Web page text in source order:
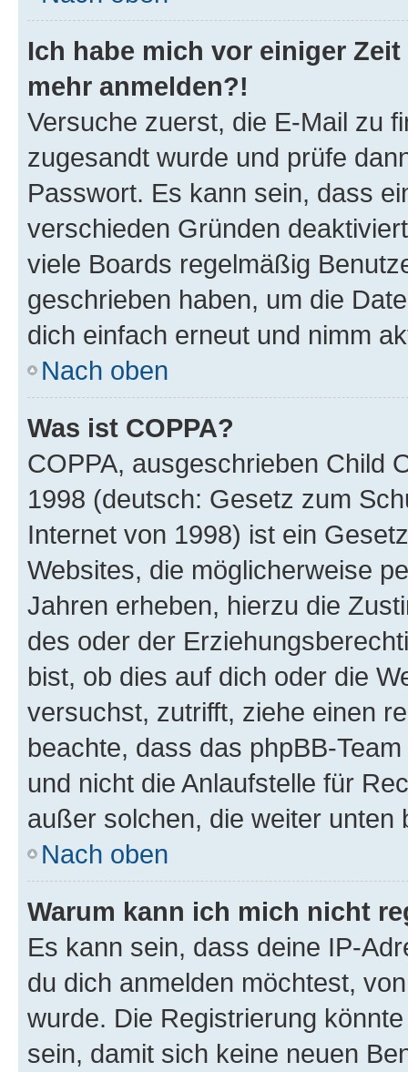
Ich habe mich vor einiger
mehr anmelden?!
Versuche zuerst, die E-Mail zu
zugesandt wurde und prüfe
Passwort. Es kann sein, dass
verschieden Gründen
viele Boards regelmäßig
geschrieben haben, um die
dich einfach erneut und nimm
Nach oben
Was ist COPPA?
COPPA, ausgeschrieben Child
1998 (deutsch: Gesetz zum
Internet von 1998) ist ein
Websites, die möglicherweise
Jahren erheben, hierzu die
des oder der
bist, ob dies auf dich oder die
versuchst, zutrifft, ziehe einen
beachte, dass das phpBB-
und nicht die Anlaufstelle für
außer solchen, die weiter unten
Nach oben
Warum kann ich mich nicht
Es kann sein, dass deine IP-
du dich anmelden möchtest,
wurde. Die Registrierung
sein, damit sich keine neuen